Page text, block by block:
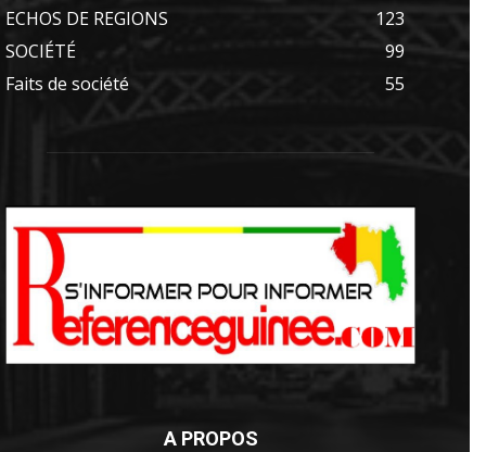
ECHOS DE REGIONS
123
SOCIÉTÉ
99
Faits de société
55
A PROPOS